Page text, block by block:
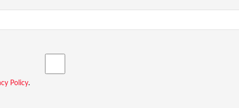
Policy.